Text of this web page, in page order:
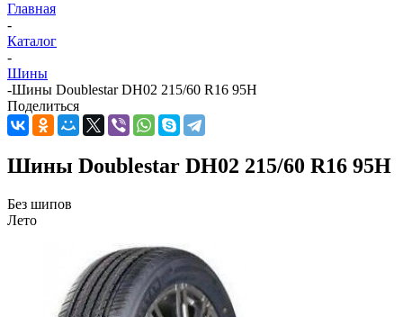
Главная
-
Каталог
-
Шины
-Шины Doublestar DH02 215/60 R16 95H
Поделиться
Шины Doublestar DH02 215/60 R16 95H
Без шипов
Лето